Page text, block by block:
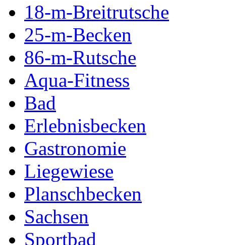
18-m-Breitrutsche
25-m-Becken
86-m-Rutsche
Aqua-Fitness
Bad
Erlebnisbecken
Gastronomie
Liegewiese
Planschbecken
Sachsen
Sportbad